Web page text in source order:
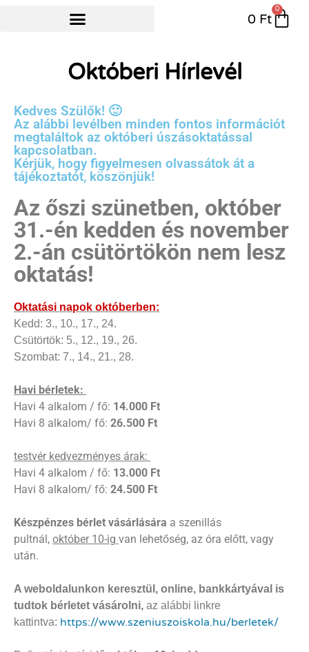
0 Ft
0
Októberi Hírlevél
Kedves Szülők! 🙂
Az alábbi levélben minden fontos információt
megtaláltok az októberi úszásoktatással
kapcsolatban.
Kérjük, hogy figyelmesen olvassátok át a
tájékoztatót, köszönjük!
Az őszi szünetben, október
31.-én kedden és november
2.-án csütörtökön nem lesz
oktatás!
Oktatási napok októberben:
Kedd: 3., 10., 17., 24.
Csütörtök: 5., 12., 19., 26.
Szombat: 7., 14., 21., 28.
Havi bérletek:
Havi 4 alkalom / fő: 14.000 Ft
Havi 8 alkalom/ fő: 26.500 Ft
testvér kedvezményes árak:
Havi 4 alkalom / fő: 13.000 Ft
Havi 8 alkalom/ fő: 24.500 Ft
Készpénzes bérlet vásárlására a szenillás
pultnál, október 10-ig van lehetőség, az óra előtt, vagy
után.
A weboldalunkon keresztül, online, bankkártyával is
tudtok bérletet vásárolni, az alábbi linkre
kattintva: https://www.szeniuszoiskola.hu/berletek/